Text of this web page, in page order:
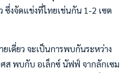
งจัดแข่งที่ไทยเช่นกัน 1-2 เซต
เดี่ยว จะเป็นการพบกันระหว่าง
ศส พบกับ อเล็กซ์ นัฟฟ์ จากลักเซม